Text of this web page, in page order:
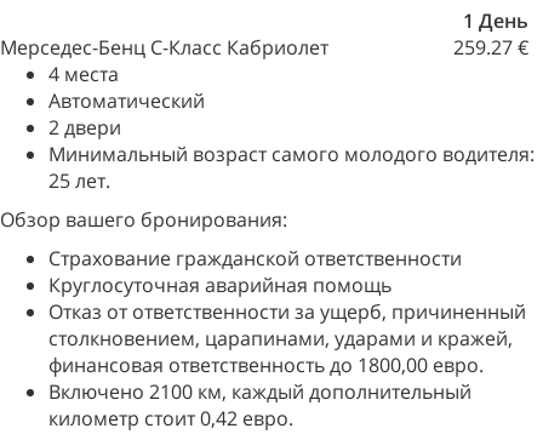
1 День
Мерседес-Бенц С-Класс Кабриолет
259.27 €
4 места
Автоматический
2 двери
Минимальный возраст самого молодого водителя:
25 лет.
Обзор вашего бронирования:
Страхование гражданской ответственности
Круглосуточная аварийная помощь
Отказ от ответственности за ущерб, причиненный
столкновением, царапинами, ударами и кражей,
финансовая ответственность до 1800,00 евро.
Включено 2100 км, каждый дополнительный
километр стоит 0,42 евро.